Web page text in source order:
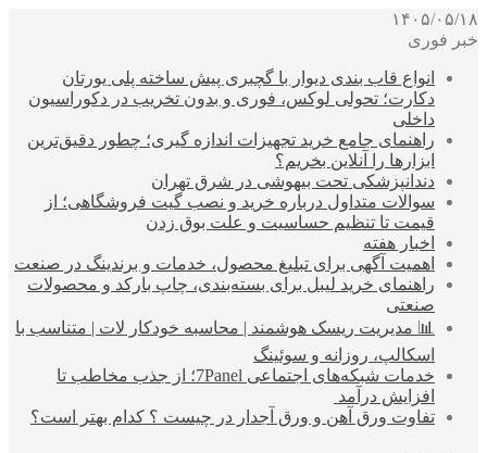
۱۴۰۵/۰۵/۱۸
خبر فوری
انواع قاب بندی دیوار با گچبری پیش ساخته پلی یورتان
دکارت؛ تحولی لوکس، فوری و بدون تخریب در دکوراسیون
داخلی
راهنمای جامع خرید تجهیزات اندازه گیری؛ چطور دقیق‌ترین
ابزارها را آنلاین بخریم؟
دندانپزشکی تحت بیهوشی در شرق تهران
سوالات متداول درباره خرید و نصب گیت فروشگاهی؛ از
قیمت تا تنظیم حساسیت و علت بوق زدن
اخبار هفته
اهمیت آگهی برای تبلیغ محصول، خدمات و برندینگ در صنعت
راهنمای خرید لیبل برای بسته‌بندی، چاپ بارکد و محصولات
صنعتی
📊 مدیریت ریسک هوشمند | محاسبه خودکار لات | متناسب با
اسکالپ، روزانه و سوئینگ
خدمات شبکه‌های اجتماعی 7Panel؛ از جذب مخاطب تا
افزایش درآمد
تفاوت ورق آهن و ورق آجدار در چیست ؟ کدام بهتر است؟